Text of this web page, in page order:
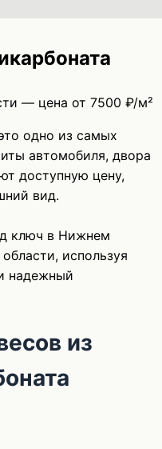
— цена от 7500 ₽/м²
одно из самых
автомобиля, двора
доступную цену,
вид.
ключ в Нижнем
используя
надежный
из